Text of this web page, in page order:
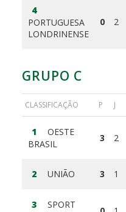
4
PORTUGUESA
LONDRINENSE
0 2
GRUPO C
CLASSIFICAÇÃO P J
1
OESTE
BRASIL
3 2
2 UNIÃO 3 1
3
SPORT